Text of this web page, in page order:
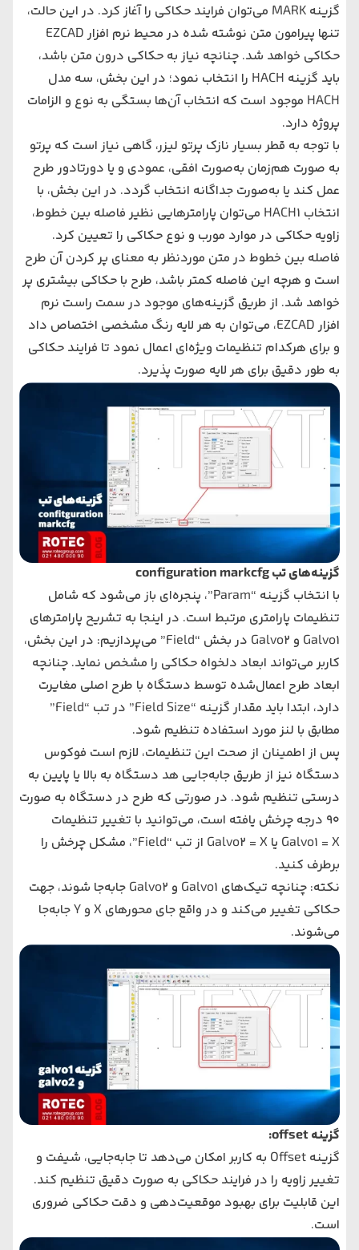
گزینه MARK می‌توان فرایند حکاکی را آغاز کرد. در این حالت،
تنها پیرامون متن نوشته شده در محیط نرم‌ افزار EZCAD
حکاکی خواهد شد. چنانچه نیاز به حکاکی درون متن باشد،
باید گزینه HACH را انتخاب نمود؛ در این بخش، سه مدل
HACH موجود است که انتخاب آن‌ها بستگی به نوع و الزامات
پروژه دارد.
با توجه به قطر بسیار نازک پرتو لیزر، گاهی نیاز است که پرتو
به صورت هم‌زمان به‌صورت افقی، عمودی و یا دورتادور طرح
عمل کند یا به‌صورت جداگانه انتخاب گردد. در این بخش، با
انتخاب HACH1 می‌توان پارامترهایی نظیر فاصله بین خطوط،
زاویه حکاکی در موارد مورب و نوع حکاکی را تعیین کرد.
فاصله بین خطوط در متن موردنظر به معنای پر کردن آن طرح
است و هرچه این فاصله کمتر باشد، طرح با حکاکی بیشتری پر
خواهد شد. از طریق گزینه‌های موجود در سمت راست نرم‌
افزار EZCAD، می‌توان به هر لایه رنگ مشخصی اختصاص داد
و برای هرکدام تنظیمات ویژه‌ای اعمال نمود تا فرایند حکاکی
به طور دقیق برای هر لایه صورت پذیرد.
گزینه‌های تب configuration markcfg
با انتخاب گزینه “Param”، پنجره‌ای باز می‌شود که شامل
تنظیمات پارامتری مرتبط است. در اینجا به تشریح پارامترهای
Galvo1 و Galvo2 در بخش “Field” می‌پردازیم: در این بخش،
کاربر می‌تواند ابعاد دلخواه حکاکی را مشخص نماید. چنانچه
ابعاد طرح اعمال‌شده توسط دستگاه با طرح اصلی مغایرت
دارد، ابتدا باید مقدار گزینه “Field Size” در تب “Field”
مطابق با لنز مورد استفاده تنظیم شود.
پس از اطمینان از صحت این تنظیمات، لازم است فوکوس
دستگاه نیز از طریق جابه‌جایی هد دستگاه به بالا یا پایین به
درستی تنظیم شود. در صورتی که طرح در دستگاه به صورت
۹۰ درجه چرخش یافته است، می‌توانید با تغییر تنظیمات
Galvo1 = X یا Galvo2 = X از تب “Field”، مشکل چرخش را
برطرف کنید.
نکته: چنانچه تیک‌های Galvo1 و Galvo2 جابه‌جا شوند، جهت
حکاکی تغییر می‌کند و در واقع جای محورهای X و Y جابه‌جا
می‌شوند.
گزینه offset:
گزینه Offset به کاربر امکان می‌دهد تا جابه‌جایی، شیفت و
تغییر زاویه را در فرایند حکاکی به صورت دقیق تنظیم کند.
این قابلیت برای بهبود موقعیت‌دهی و دقت حکاکی ضروری
است.